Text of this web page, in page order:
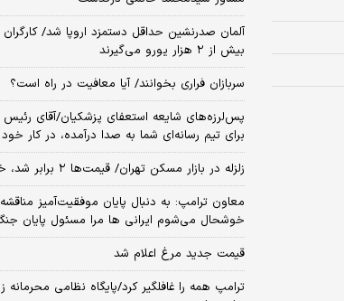
آلمان صدرنشین حداقل دستمزد اروپا شد/ کارگران
بیش از ۲ هزار یورو می‌گیرند
سربازان فراری بخوانند/ آیا معافیت در راه است؟
پس‌لرزه‌های شایعه استعفای پزشکیان/آقای
برای تیم رسانه‌ای شما به صدا درآمده، در کار
زلزله در بازار مسکن تهران/ قیمت‌ها ۲ برابر شد، خریدار ناپدید شد
معاون ترامپ: به دنبال پایان موفقیت‌آمیز
خوشحال می‌شوم ایرانی ها مرا مسئول پایان
قیمت جدید مرغ اعلام شد
ترامپ همه را غافلگیر کرد/پایگاه نظامی